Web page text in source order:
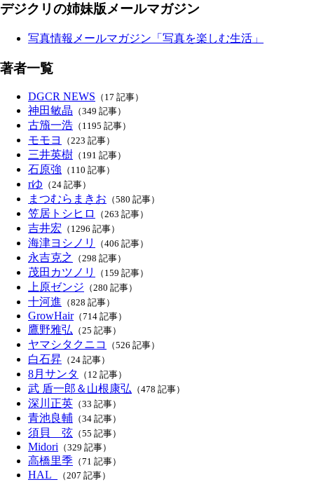
デジクリの姉妹版メールマガジン
写真情報メールマガジン「写真を楽しむ生活」
著者一覧
DGCR NEWS （17 記事）
神田敏晶 （349 記事）
古籏一浩 （1195 記事）
モモヨ （223 記事）
三井英樹 （191 記事）
石原強 （110 記事）
rゆ （24 記事）
まつむらまきお （580 記事）
笠居トシヒロ （263 記事）
吉井宏 （1296 記事）
海津ヨシノリ （406 記事）
永吉克之 （298 記事）
茂田カツノリ （159 記事）
上原ゼンジ （280 記事）
十河進 （828 記事）
GrowHair（714 記事）
鷹野雅弘 （25 記事）
ヤマシタクニコ （526 記事）
白石昇 （24 記事）
8月サンタ （12 記事）
武 盾一郎＆山根康弘 （478 記事）
深川正英 （33 記事）
青池良輔 （34 記事）
須貝 弦 （55 記事）
Midori （329 記事）
高橋里季 （71 記事）
HAL_ （207 記事）